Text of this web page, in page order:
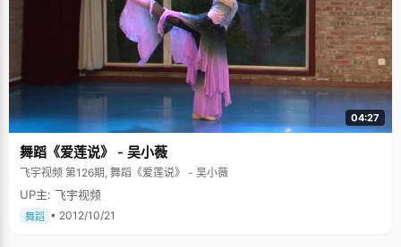
04:27
舞蹈《爱莲说》 - 吴小薇
飞宇视频 第126期, 舞蹈《爱莲说》 - 吴小薇
UP主: 飞宇视频
舞蹈 • 2012/10/21